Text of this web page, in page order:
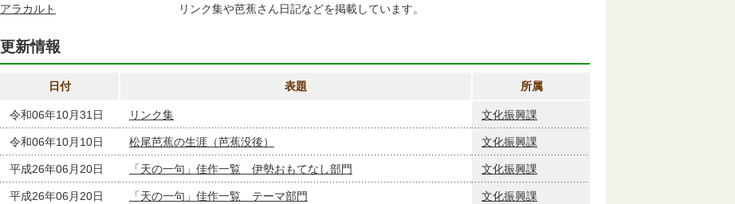
アラカルト リンク集や芭蕉さん日記などを掲載しています。
更新情報
日付 表題 所属
令和06年10月31日 リンク集 文化振興課
令和06年10月10日 松尾芭蕉の生涯（芭蕉没後） 文化振興課
平成26年06月20日 「天の一句」佳作一覧 伊勢おもてなし部門 文化振興課
平成26年06月20日 「天の一句」佳作一覧 テーマ部門 文化振興課